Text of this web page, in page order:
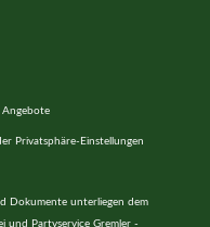
Angebote
Privatsphäre-Einstellungen
Dokumente unterliegen dem
und Partyservice Gremler -